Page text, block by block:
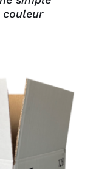
couleur